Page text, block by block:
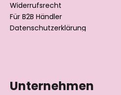
Widerrufsrecht
Für B2B Händler
Datenschutzerklärung
Unternehmen